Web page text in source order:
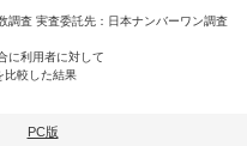
査 実査委託先：日本ナンバーワン調査
に利用者に対して
比較した結果
PC版